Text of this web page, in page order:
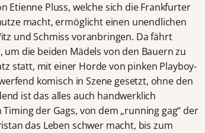
Pluss, welche sich die Frankfurter
macht, ermöglicht einen unendlichen
und Schmiss voranbringen. Da fährt
die beiden Mädels von den Bauern zu
statt, mit einer Horde von pinken Playboy-
komisch in Szene gesetzt, ohne den
ist das alles auch handwerklich
der Gags, von dem „running gag“ der
das Leben schwer macht, bis zum